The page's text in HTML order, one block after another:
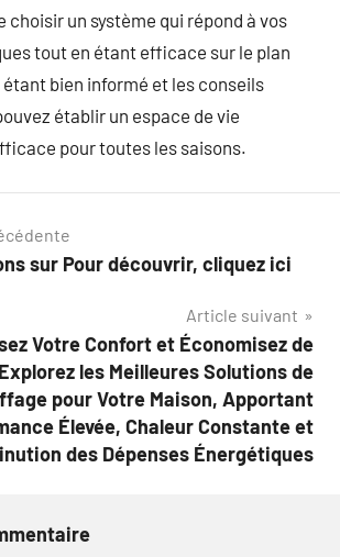
choisir un système qui répond à vos
tout en étant efficace sur le plan
bien informé et les conseils
établir un espace de vie
pour toutes les saisons.
sur Pour découvrir, cliquez ici
Article suivant
Votre Confort et Économisez de
les Meilleures Solutions de
pour Votre Maison, Apportant
Élevée, Chaleur Constante et
des Dépenses Énergétiques